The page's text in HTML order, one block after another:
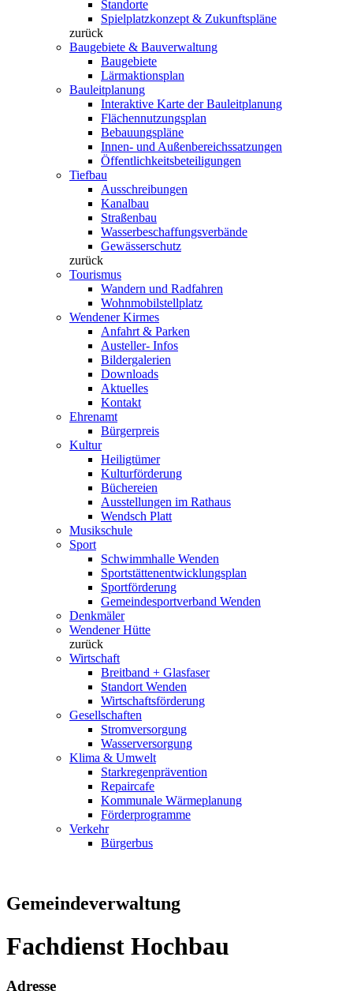
Standorte
Spielplatzkonzept & Zukunftspläne
zurück
Baugebiete & Bauverwaltung
Baugebiete
Lärmaktionsplan
Bauleitplanung
Interaktive Karte der Bauleitplanung
Flächennutzungsplan
Bebauungspläne
Innen- und Außenbereichssatzungen
Öffentlichkeitsbeteiligungen
Tiefbau
Ausschreibungen
Kanalbau
Straßenbau
Wasserbeschaffungsverbände
Gewässerschutz
zurück
Tourismus
Wandern und Radfahren
Wohnmobilstellplatz
Wendener Kirmes
Anfahrt & Parken
Austeller- Infos
Bildergalerien
Downloads
Aktuelles
Kontakt
Ehrenamt
Bürgerpreis
Kultur
Heiligtümer
Kulturförderung
Büchereien
Ausstellungen im Rathaus
Wendsch Platt
Musikschule
Sport
Schwimmhalle Wenden
Sportstättenentwicklungsplan
Sportförderung
Gemeindesportverband Wenden
Denkmäler
Wendener Hütte
zurück
Wirtschaft
Breitband + Glasfaser
Standort Wenden
Wirtschaftsförderung
Gesellschaften
Stromversorgung
Wasserversorgung
Klima & Umwelt
Starkregenprävention
Repaircafe
Kommunale Wärmeplanung
Förderprogramme
Verkehr
Bürgerbus
Gemeindeverwaltung
Fachdienst Hochbau
Adresse